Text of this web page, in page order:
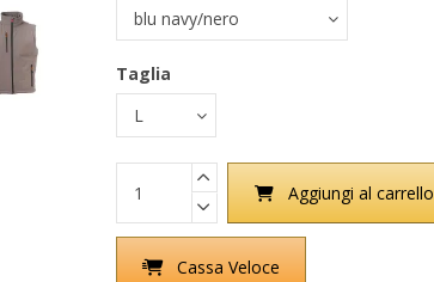
Taglia
Aggiungi al carrello
Cassa Veloce